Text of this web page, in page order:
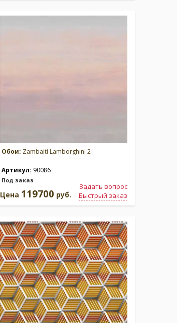
Обои: Zambaiti Lamborghini 2
Артикул: 90086
Под заказ
Задать вопрос
Быстрый заказ
Цена 119700 руб.